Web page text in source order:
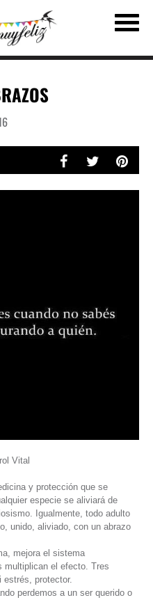
Vital
y protección que se
especie se aliviará de
Igualmente, todo adulto
unido, aliviado, con un abrazo
mejora el sistema
multiplican el efecto. Tres
estrés, protector.
perdemos a un ser querido o